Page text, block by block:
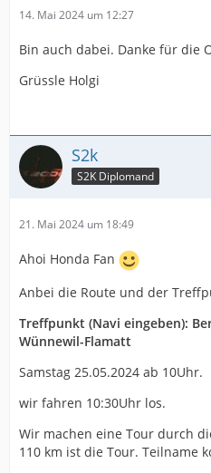
14. Mai 2024 um 12:27
Bin auch dabei. Danke für die
Grüssle Holgi
S2k
S2K Diplomand
21. Mai 2024 um 18:49
Ahoi Honda Fan
Anbei die Route und der
Treffpunkt (Navi eingeben):
Wünnewil-Flamatt
Samstag 25.05.2024 ab 10Uhr.
wir fahren 10:30Uhr los.
Wir machen eine Tour durch
110 km ist die Tour. Teilname